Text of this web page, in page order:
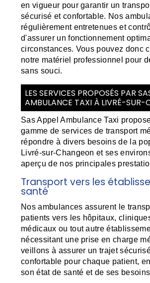
en vigueur pour garantir un
sécurisé et confortable. Nos
régulièrement entretenues et
d'assurer un fonctionnement
circonstances. Vous pouvez donc
notre matériel professionnel pour
sans souci.
LES SERVICES PROPOSÉS PAR
AMBULANCE TAXI À LIVRÉ-SUR-
Sas Appel Ambulance Taxi
gamme de services de transport
répondre à divers besoins de la
Livré-sur-Changeon et ses
aperçu de nos principales
Transport vers les
santé
Nos ambulances assurent le
patients vers les hôpitaux,
médicaux ou tout autre
nécessitant une prise en charge
veillons à assurer un trajet
confortable pour chaque patient,
son état de santé et de ses